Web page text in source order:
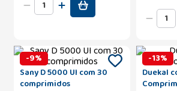
-9%
Sany D 5000 UI com 30
comprimidos
-13%
Duekal